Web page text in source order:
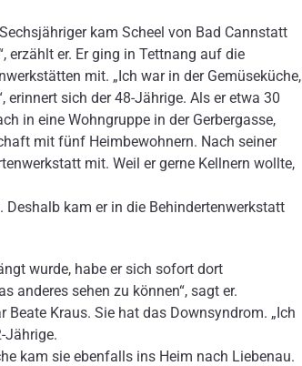
kam Scheel von Bad Cannstatt
erzählt er. Er ging in Tettnang auf die
mit. „Ich war in der Gemüseküche,
erinnert sich der 48-Jährige. Als er etwa 30
in eine Wohngruppe in der Gerbergasse,
mit fünf Heimbewohnern. Nach seiner
mit. Weil er gerne Kellnern wollte,
kam er in die Behindertenwerkstatt
wurde, habe er sich sofort dort
anderes sehen zu können“, sagt er.
Kraus. Sie hat das Downsyndrom. „Ich
Jährige.
kam sie ebenfalls ins Heim nach Liebenau.